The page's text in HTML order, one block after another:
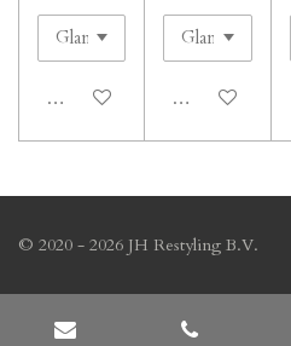
In winkelwagen In winkelwagen
© 2020 - 2026 JH Restyling B.V.